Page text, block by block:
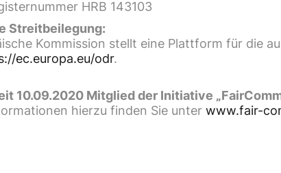
HRB 143103
Streitbeilegung:
Kommission stellt eine Plattform für die
ec.europa.eu/odr.
10.09.2020 Mitglied der Initiative
hierzu finden Sie unter www.fair-